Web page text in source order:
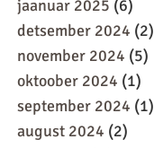
jaanuar 2025 (6)
detsember 2024 (2)
november 2024 (5)
oktoober 2024 (1)
september 2024 (1)
august 2024 (2)